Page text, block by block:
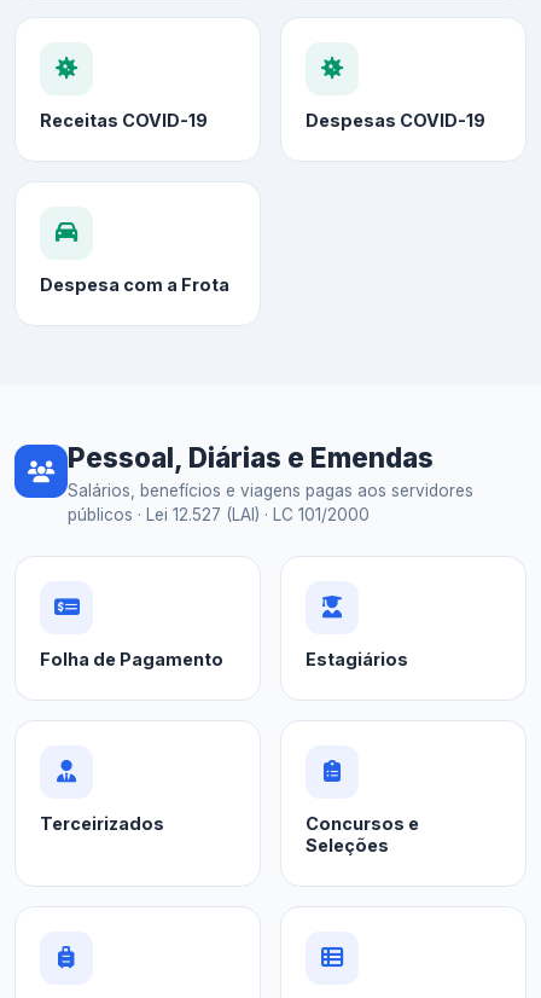
Receitas COVID-19 Despesas COVID-19
Despesa com a Frota
Pessoal, Diárias e Emendas
Salários, benefícios e viagens pagas aos servidores
públicos · Lei 12.527 (LAI) · LC 101/2000
Folha de Pagamento Estagiários
Terceirizados
Concursos e
Seleções